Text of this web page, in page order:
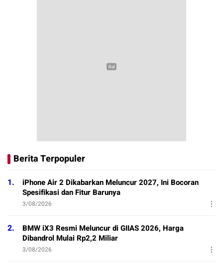
Berita Terpopuler
1.
iPhone Air 2 Dikabarkan Meluncur 2027, Ini Bocoran
Spesifikasi dan Fitur Barunya
3/08/2026
2.
BMW iX3 Resmi Meluncur di GIIAS 2026, Harga
Dibandrol Mulai Rp2,2 Miliar
3/08/2026